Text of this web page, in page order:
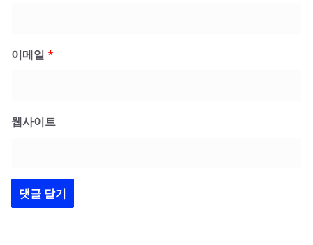
이메일 *
웹사이트